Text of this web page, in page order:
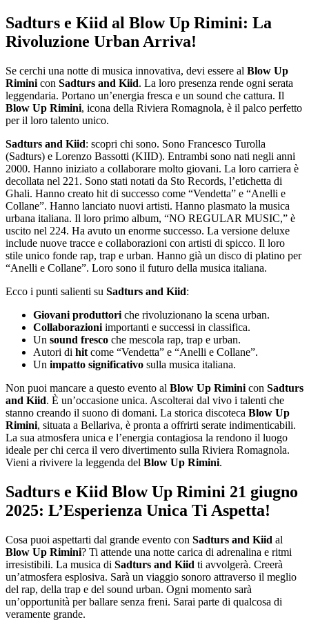
Sadturs e Kiid al Blow Up Rimini: La
Rivoluzione Urban Arriva!
Se cerchi una notte di musica innovativa, devi essere al Blow Up
Rimini con Sadturs and Kiid. La loro presenza rende ogni serata
leggendaria. Portano un’energia fresca e un sound che cattura. Il
Blow Up Rimini, icona della Riviera Romagnola, è il palco perfetto
per il loro talento unico.
Sadturs and Kiid: scopri chi sono. Sono Francesco Turolla
(Sadturs) e Lorenzo Bassotti (KIID). Entrambi sono nati negli anni
2000. Hanno iniziato a collaborare molto giovani. La loro carriera è
decollata nel 221. Sono stati notati da Sto Records, l’etichetta di
Ghali. Hanno creato hit di successo come “Vendetta” e “Anelli e
Collane”. Hanno lanciato nuovi artisti. Hanno plasmato la musica
urbana italiana. Il loro primo album, “NO REGULAR MUSIC,” è
uscito nel 224. Ha avuto un enorme successo. La versione deluxe
include nuove tracce e collaborazioni con artisti di spicco. Il loro
stile unico fonde rap, trap e urban. Hanno già un disco di platino per
“Anelli e Collane”. Loro sono il futuro della musica italiana.
Ecco i punti salienti su Sadturs and Kiid:
Giovani produttori che rivoluzionano la scena urban.
Collaborazioni importanti e successi in classifica.
Un sound fresco che mescola rap, trap e urban.
Autori di hit come “Vendetta” e “Anelli e Collane”.
Un impatto significativo sulla musica italiana.
Non puoi mancare a questo evento al Blow Up Rimini con Sadturs
and Kiid. È un’occasione unica. Ascolterai dal vivo i talenti che
stanno creando il suono di domani. La storica discoteca Blow Up
Rimini, situata a Bellariva, è pronta a offrirti serate indimenticabili.
La sua atmosfera unica e l’energia contagiosa la rendono il luogo
ideale per chi cerca il vero divertimento sulla Riviera Romagnola.
Vieni a rivivere la leggenda del Blow Up Rimini.
Sadturs e Kiid Blow Up Rimini 21 giugno
2025: L’Esperienza Unica Ti Aspetta!
Cosa puoi aspettarti dal grande evento con Sadturs and Kiid al
Blow Up Rimini? Ti attende una notte carica di adrenalina e ritmi
irresistibili. La musica di Sadturs and Kiid ti avvolgerà. Creerà
un’atmosfera esplosiva. Sarà un viaggio sonoro attraverso il meglio
del rap, della trap e del sound urban. Ogni momento sarà
un’opportunità per ballare senza freni. Sarai parte di qualcosa di
veramente grande.